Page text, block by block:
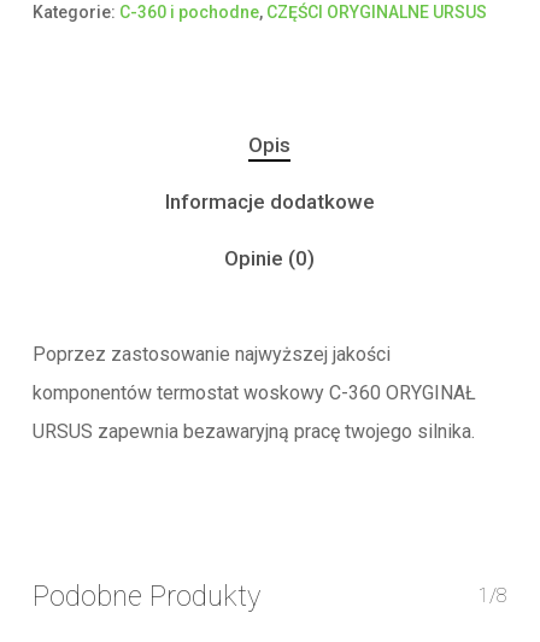
Kategorie: C-360 i pochodne, CZĘŚCI ORYGINALNE URSUS
Opis
Informacje dodatkowe
Opinie (0)
Poprzez zastosowanie najwyższej jakości
komponentów termostat woskowy C-360 ORYGINAŁ
URSUS zapewnia bezawaryjną pracę twojego silnika.
Podobne Produkty 1/8